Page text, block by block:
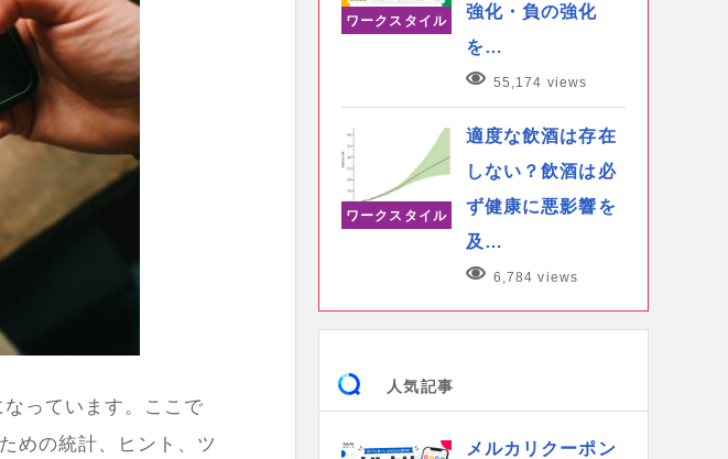
っています。ここで
めの統計、ヒント、ツ
ワークスタイル
強化・負の強化
を…
55,174 views
ワークスタイル
適度な飲酒は存在
しない？飲酒は必
ず健康に悪影響を
及…
6,784 views
人気記事
メルカリクーポン